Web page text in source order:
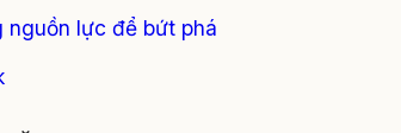
nguồn lực để bứt phá